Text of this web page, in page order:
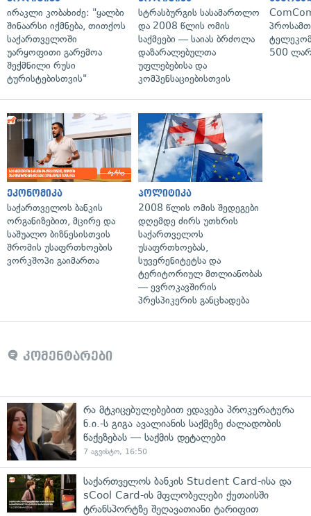
ირაკლი კობახიძე: "ყალბი
შინაარსი იქმნება, თითქოს
საქართველოში
უარყოფითი გარემოა
შექმნილი რუსი
ტურისტებისთვის"
სტრასბურგის სასამართლო
და 2008 წლის ომის
საქმეები — საიას ბრძოლა
დაზარალებულთა
უფლებებისა და
კომპენსაციებისთვის
500
ეკონომიკა
საქართველოს ბანკის
ორგანიზებით, მცირე და
საშუალო ბიზნესისთვის
შრომის უსაფრთხოების
ვორკშოპი გაიმართა
პოლიტიკა
2008 წლის ომის შედეგები
დღემდე ძირს უთხრის
საქართველოს
უსაფრთხოებას,
სუვერენიტეტსა და
ტერიტორიულ მთლიანობას
— ევროკავშირის
პრესპიკერის განცხადება
კომენტარები
რა მტკიცებულებებით ედავება პროკურატურა
ნ.ი.-ს გიგა ავალიანის საქმეზე ძალადობის
წაქეზებას — საქმის დეტალები
7 აგვისტო, 16:50
საქართველოს ბანკის Student Card-ისა და
sCool Card-ის მფლობელები ქუთაისში
ტრანსპორტზე შეღავათიანი ტარიფით